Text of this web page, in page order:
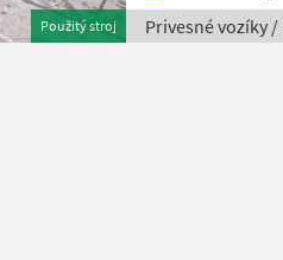
Použitý stroj Privesné vozíky